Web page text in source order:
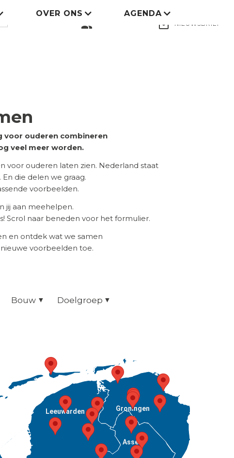
group mail_outline NIEUWSBRIEF
OVER ONS AGENDA
voor ouderen combineren
veel meer worden.
voor ouderen laten zien. Nederland staat
die delen we graag.
voorbeelden.
jij aan meehelpen.
Scrol naar beneden voor het formulier.
en ontdek wat we samen
voorbeelden toe.